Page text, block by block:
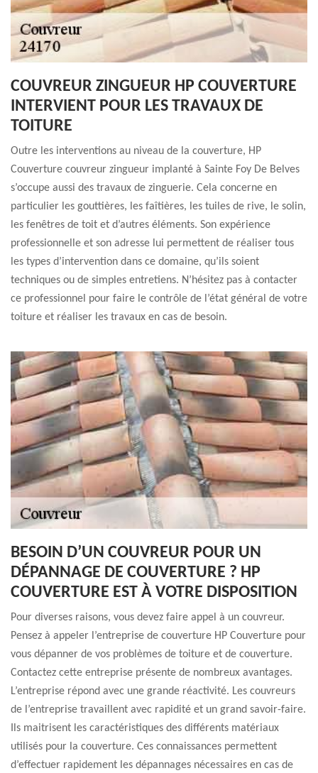
COUVREUR ZINGUEUR HP COUVERTURE
INTERVIENT POUR LES TRAVAUX DE
TOITURE
Outre les interventions au niveau de la couverture, HP
Couverture couvreur zingueur implanté à Sainte Foy De Belves
s’occupe aussi des travaux de zinguerie. Cela concerne en
particulier les gouttières, les faîtières, les tuiles de rive, le solin,
les fenêtres de toit et d’autres éléments. Son expérience
professionnelle et son adresse lui permettent de réaliser tous
les types d’intervention dans ce domaine, qu’ils soient
techniques ou de simples entretiens. N’hésitez pas à contacter
ce professionnel pour faire le contrôle de l’état général de votre
toiture et réaliser les travaux en cas de besoin.
BESOIN D’UN COUVREUR POUR UN
DÉPANNAGE DE COUVERTURE ? HP
COUVERTURE EST À VOTRE DISPOSITION
Pour diverses raisons, vous devez faire appel à un couvreur.
Pensez à appeler l’entreprise de couverture HP Couverture pour
vous dépanner de vos problèmes de toiture et de couverture.
Contactez cette entreprise présente de nombreux avantages.
L’entreprise répond avec une grande réactivité. Les couvreurs
de l’entreprise travaillent avec rapidité et un grand savoir-faire.
Ils maitrisent les caractéristiques des différents matériaux
utilisés pour la couverture. Ces connaissances permettent
d’effectuer rapidement les dépannages nécessaires en cas de